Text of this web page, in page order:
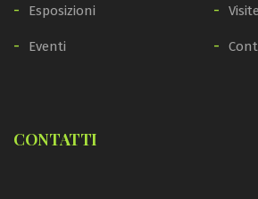
Esposizioni Visite
Eventi
CONTATTI